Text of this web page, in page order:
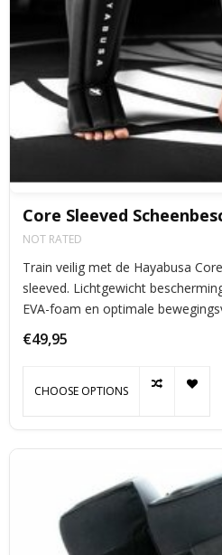
Core Sleeved
NOT RATED
Train veilig met de Hayabusa
sleeved. Lichtgewicht
EVA-foam en optimale
€49,95
CHOOSE OPTIONS